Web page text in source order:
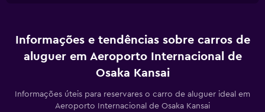
Informações e tendências sobre carros de
aluguer em Aeroporto Internacional de
Osaka Kansai
Informações úteis para reservares o carro de aluguer ideal em
Aeroporto Internacional de Osaka Kansai